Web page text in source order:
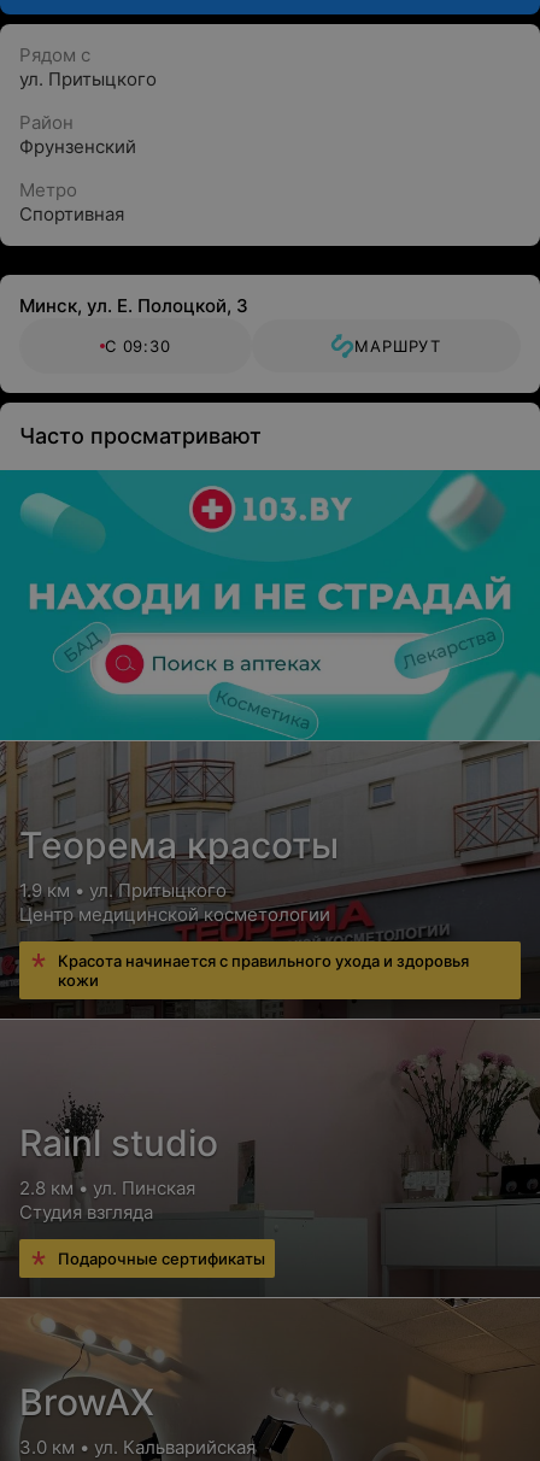
Рядом с
ул. Притыцкого
Район
Фрунзенский
Метро
Спортивная
Минск, ул. Е. Полоцкой, 3
С 09:30 МАРШРУТ
Часто просматривают
Теорема красоты
1.9 км • ул. Притыцкого
Центр медицинской косметологии
Красота начинается с правильного ухода и здоровья
кожи
Rainl studio
2.8 км • ул. Пинская
Студия взгляда
Подарочные сертификаты
BrowAX
3.0 км • ул. Кальварийская